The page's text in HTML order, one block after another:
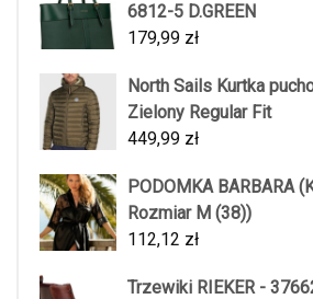
6812-5 D.GREEN
179,99 zł
North Sails Kurtka
Zielony Regular Fit
449,99 zł
PODOMKA BARBARA
Rozmiar M (38))
112,12 zł
Trzewiki RIEKER -